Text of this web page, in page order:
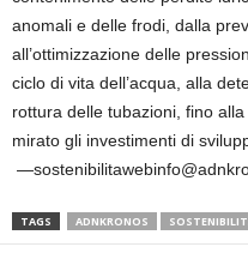
anomali e delle frodi, dalla
all’ottimizzazione delle
ciclo di vita dell’acqua, alla
rottura delle tubazioni, fino
mirato gli investimenti di
TAGS ADNKRONOS